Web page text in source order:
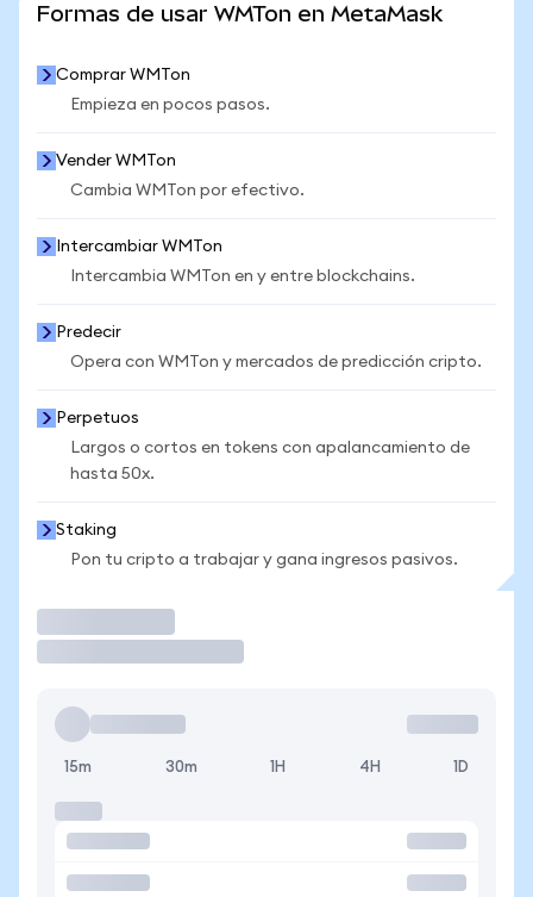
Formas de usar WMTon en MetaMask
Comprar WMTon
Empieza en pocos pasos.
Vender WMTon
Cambia WMTon por efectivo.
Intercambiar WMTon
Intercambia WMTon en y entre blockchains.
Predecir
Opera con WMTon y mercados de predicción cripto.
Perpetuos
Largos o cortos en tokens con apalancamiento de
hasta 50x.
Staking
Pon tu cripto a trabajar y gana ingresos pasivos.
15m 30m 1H 4H 1D